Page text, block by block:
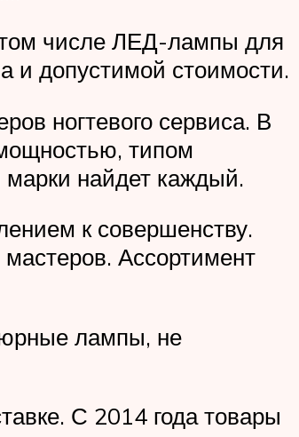
том числе ЛЕД-лампы для
и допустимой стоимости.
ногтевого сервиса. В
типом
найдет каждый.
к совершенству.
Ассортимент
лампы, не
С 2014 года товары